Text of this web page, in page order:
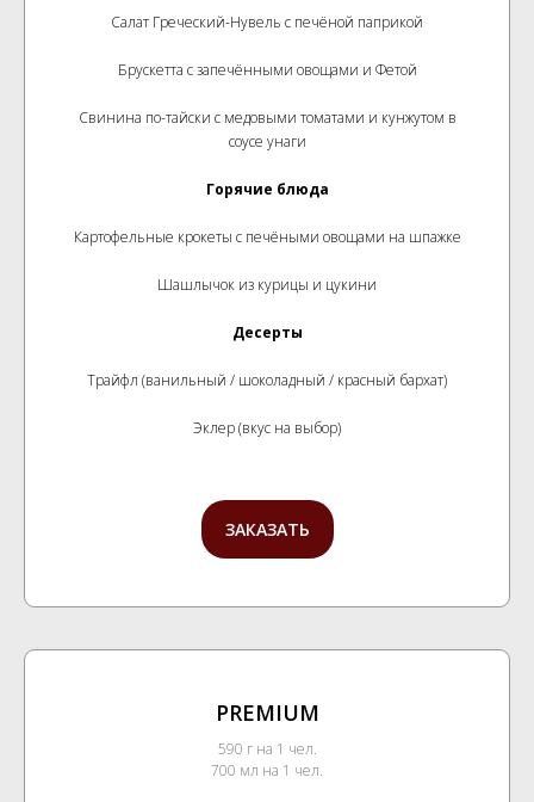
Салат Греческий-Нувель с печёной паприкой
Брускетта с запечёнными овощами и Фетой
Свинина по-тайски с медовыми томатами и кунжутом в
соусе унаги
Горячие блюда
Картофельные крокеты с печёными овощами на шпажке
Шашлычок из курицы и цукини
Десерты
Трайфл (ванильный / шоколадный / красный бархат)
Эклер (вкус на выбор)
ЗАКАЗАТЬ
PREMIUM
590 г на 1 чел.
700 мл на 1 чел.